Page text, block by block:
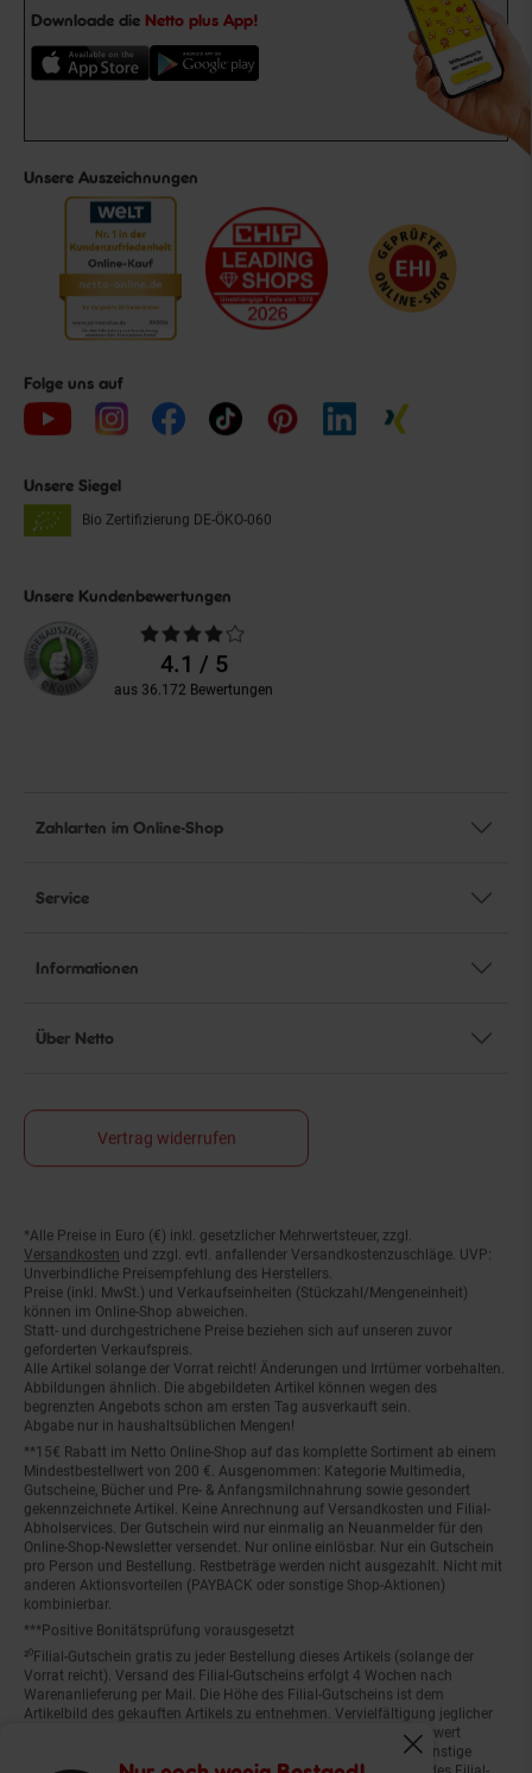
Fenster
Downloade die Netto plus App!
Unsere Auszeichnungen
Folge uns auf
Unsere Siegel
Bio Zertifizierung DE-ÖKO-060
Unsere Kundenbewertungen
Durchschnittliche
Bewertungen4.1 / 5
aus 36.172 Bewertungen
Zahlarten im Online-Shop
Service
Informationen
Über Netto
Vertrag widerrufen
Fußnoten
*Alle Preise in Euro (€) inkl. gesetzlicher Mehrwertsteuer, zzgl.
Versandkosten und zzgl. evtl. anfallender Versandkostenzuschläge. UVP:
Unverbindliche Preisempfehlung des Herstellers.
Preise (inkl. MwSt.) und Verkaufseinheiten (Stückzahl/Mengeneinheit)
können im Online-Shop abweichen.
Statt- und durchgestrichene Preise beziehen sich auf unseren zuvor
geforderten Verkaufspreis.
Alle Artikel solange der Vorrat reicht! Änderungen und Irrtümer vorbehalten.
Abbildungen ähnlich. Die abgebildeten Artikel können wegen des
begrenzten Angebots schon am ersten Tag ausverkauft sein.
Abgabe nur in haushaltsüblichen Mengen!
**15€ Rabatt im Netto Online-Shop auf das komplette Sortiment ab einem
Mindestbestellwert von 200 €. Ausgenommen: Kategorie Multimedia,
Gutscheine, Bücher und Pre- & Anfangsmilchnahrung sowie gesondert
gekennzeichnete Artikel. Keine Anrechnung auf Versandkosten und Filial-
Abholservices. Der Gutschein wird nur einmalig an Neuanmelder für den
Online-Shop-Newsletter versendet. Nur online einlösbar. Nur ein Gutschein
pro Person und Bestellung. Restbeträge werden nicht ausgezahlt. Nicht mit
anderen Aktionsvorteilen (PAYBACK oder sonstige Shop-Aktionen)
kombinierbar.
***Positive Bonitätsprüfung vorausgesetzt
²⁰Filial-Gutschein gratis zu jeder Bestellung dieses Artikels (solange der
Vorrat reicht). Versand des Filial-Gutscheins erfolgt 4 Wochen nach
Warenanlieferung per Mail. Die Höhe des Filial-Gutscheins ist dem
Artikelbild des gekauften Artikels zu entnehmen. Vervielfältigung jeglicher
Art nicht gestattet. Der Filial-Gutschein ist ohne Mindesteinkaufswert
einlösbar. Nicht mit anderen Aktionsvorteilen (PAYBACK oder sonstige
Shop-Aktionen) kombinierbar. Der jeweilige Gültigkeitszeitraum des Filial-